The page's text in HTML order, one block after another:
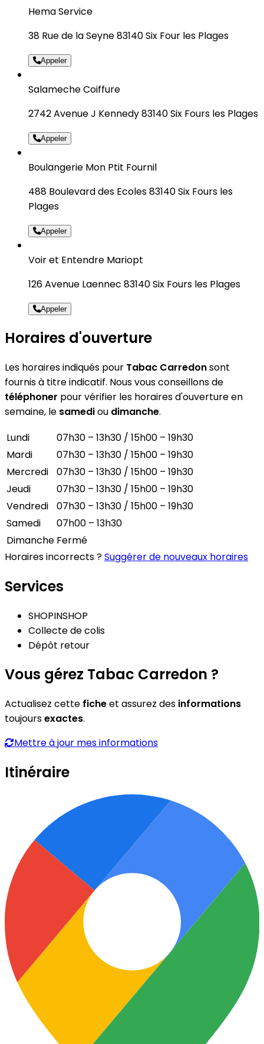
Hema Service
38 Rue de la Seyne 83140 Six Four les Plages
Appeler
Salameche Coiffure
2742 Avenue J Kennedy 83140 Six Fours les Plages
Appeler
Boulangerie Mon Ptit Fournil
488 Boulevard des Ecoles 83140 Six Fours les
Plages
Appeler
Voir et Entendre Mariopt
126 Avenue Laennec 83140 Six Fours les Plages
Appeler
Horaires d'ouverture
Les horaires indiqués pour Tabac Carredonsont
fournis à titre indicatif. Nous vous conseillons de
téléphoner pour vérifier les horaires d'ouverture en
semaine, le samediou dimanche.
Lundi
07h30 – 13h30 / 15h00 – 19h30
Mardi
07h30 – 13h30 / 15h00 – 19h30
Mercredi
07h30 – 13h30 / 15h00 – 19h30
Jeudi
07h30 – 13h30 / 15h00 – 19h30
Vendredi
07h30 – 13h30 / 15h00 – 19h30
Samedi
07h00 – 13h30
Dimanche Fermé
Horaires incorrects ?Suggérer de nouveaux horaires
Services
SHOPINSHOP
Collecte de colis
Dépôt retour
Vous gérez Tabac Carredon ?
Actualisez cette ficheet assurez des informations
toujoursexactes.
Mettre à jour mes informations
Itinéraire